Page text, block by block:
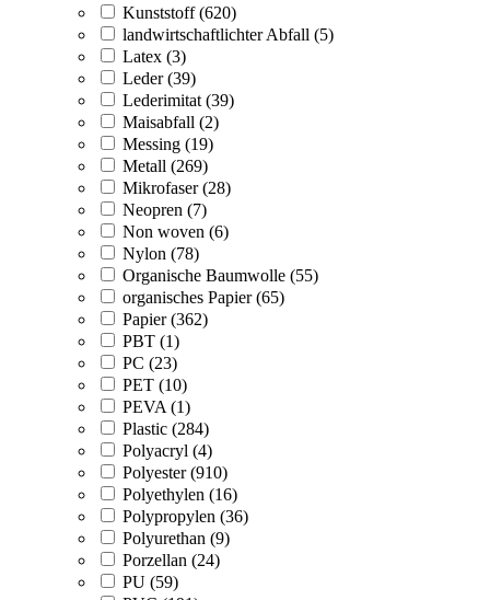
Kunststoff (620)
landwirtschaftlichter Abfall (5)
Latex (3)
Leder (39)
Lederimitat (39)
Maisabfall (2)
Messing (19)
Metall (269)
Mikrofaser (28)
Neopren (7)
Non woven (6)
Nylon (78)
Organische Baumwolle (55)
organisches Papier (65)
Papier (362)
PBT (1)
PC (23)
PET (10)
PEVA (1)
Plastic (284)
Polyacryl (4)
Polyester (910)
Polyethylen (16)
Polypropylen (36)
Polyurethan (9)
Porzellan (24)
PU (59)